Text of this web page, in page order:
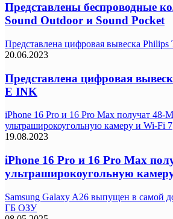
Представлены беспроводные
Sound Outdoor и Sound Pocket
Представлена цифровая вывеска Philips
20.06.2023
Представлена цифровая
E INK
iPhone 16 Pro и 16 Pro Max получат 48-
ультраширокоугольную камеру и Wi-Fi 7
19.08.2023
iPhone 16 Pro и 16 Pro Max
ультраширокоугольную
Samsung Galaxy A26 выпущен в самой
ГБ ОЗУ